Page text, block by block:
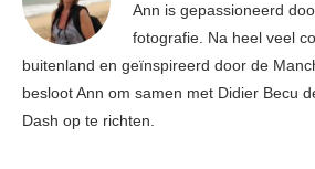
Ann is gepassioneerd
fotografie. Na heel veel
buitenland en geïnspireerd door de
besloot Ann om samen met Didier Becu
Dash op te richten.